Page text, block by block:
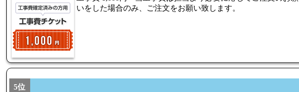
いをした場合のみ、ご注文をお願い致します。
5位